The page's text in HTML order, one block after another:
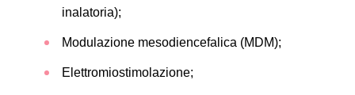
inalatoria);
Modulazione mesodiencefalica (MDM);
Elettromiostimolazione;